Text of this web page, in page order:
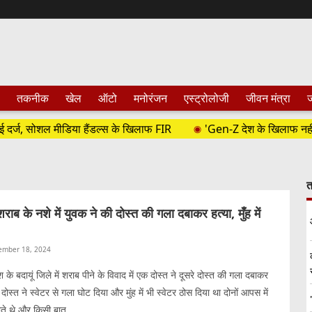
तकनीक खेल ऑटो मनोरंजन एस्ट्रोलोजी जीवन मंत्रा
मीडिया हैंडल्स के खिलाफ FIR
'Gen-Z देश के खिलाफ नहीं...',
के नशे में युवक ने की दोस्त की गला दबाकर हत्या, मुँह में
18, 2024
के बदायूं जिले में शराब पीने के विवाद में एक दोस्त ने दूसरे दोस्त की गला दबाकर
ने स्वेटर से गला घोट दिया और मुंह में भी स्वेटर ठोस दिया था दोनों आपस में